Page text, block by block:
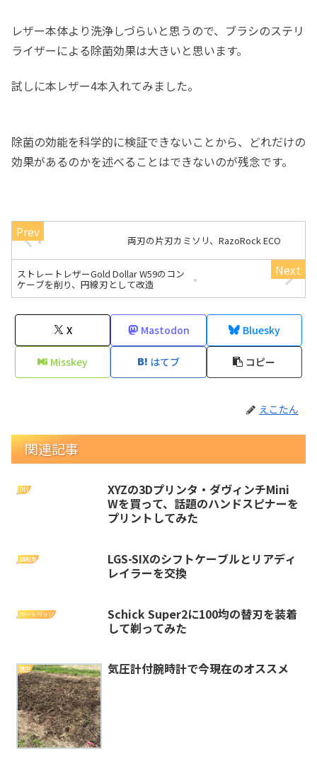
レザー本体より洗浄しづらいと思うので、ブラシのステリ
ライザーによる除菌効果は大きいと思います。
試しに本レザー4本入れてみました。
除菌の効能を科学的に検証できないことから、どれだけの
効果があるのかを述べることはできないのが残念です。
両刃の片刃カミソリ、RazoRock ECO
ストレートレザーGold Dollar W59のコン
ケーブを削り、円線刃として改造
X Mastodon Bluesky
Misskey はてブ コピー
えこたん
関連記事
DIY
XYZの3Dプリンタ・ダヴィンチMini
Wを買って、話題のハンドスピナーを
プリントしてみた
自転車
LGS-SIXのシフトケーブルとリアディ
レイラーを交換
カートリッジ
Schick Super2に100均の替刃を装着
して剃ってみた
園芸 気圧計付腕時計で今現在のオススメ